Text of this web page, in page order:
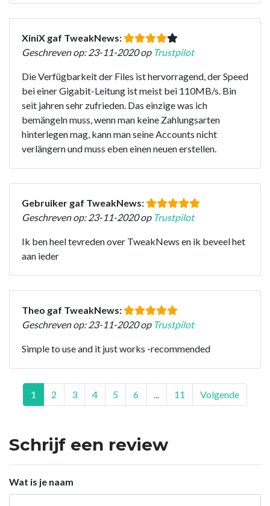
XiniX gaf TweakNews:
Geschreven op: 23-11-2020 op Trustpilot
Die Verfügbarkeit der Files ist hervorragend, der Speed
bei einer Gigabit-Leitung ist meist bei 110MB/s. Bin
seit jahren sehr zufrieden. Das einzige was ich
bemängeln muss, wenn man keine Zahlungsarten
hinterlegen mag, kann man seine Accounts nicht
verlängern und muss eben einen neuen erstellen.
Gebruiker gaf TweakNews:
Geschreven op: 23-11-2020 op Trustpilot
Ik ben heel tevreden over TweakNews en ik beveel het
aan ieder
Theo gaf TweakNews:
Geschreven op: 23-11-2020 op Trustpilot
Simple to use and it just works -recommended
1 2 3 4 5 6 11 Volgende
Schrijf een review
Wat is je naam